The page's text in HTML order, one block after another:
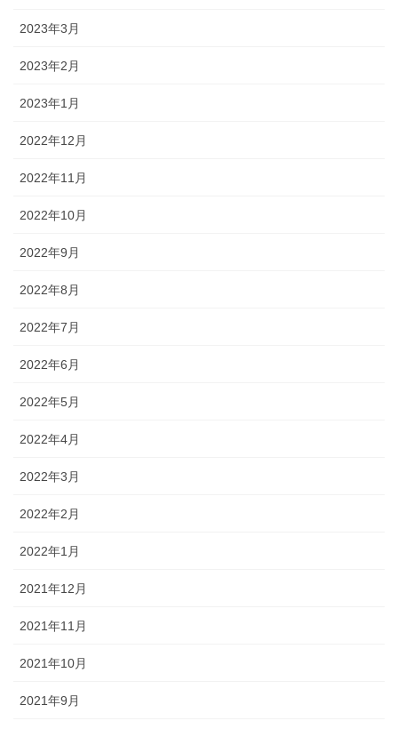
2023年3月
2023年2月
2023年1月
2022年12月
2022年11月
2022年10月
2022年9月
2022年8月
2022年7月
2022年6月
2022年5月
2022年4月
2022年3月
2022年2月
2022年1月
2021年12月
2021年11月
2021年10月
2021年9月